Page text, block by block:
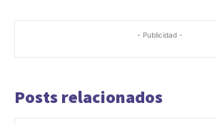
- Publicidad -
Posts relacionados